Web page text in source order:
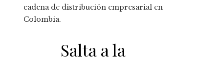
cadena de distribución empresarial en
Colombia.
Salta a la